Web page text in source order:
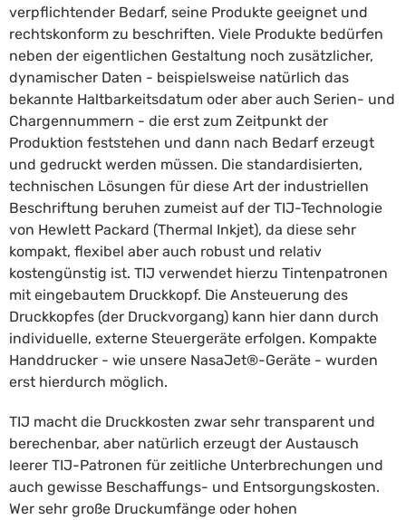
verpflichtender Bedarf, seine Produkte geeignet und
rechtskonform zu beschriften. Viele Produkte bedürfen
neben der eigentlichen Gestaltung noch zusätzlicher,
dynamischer Daten - beispielsweise natürlich das
bekannte Haltbarkeitsdatum oder aber auch Serien- und
Chargennummern - die erst zum Zeitpunkt der
Produktion feststehen und dann nach Bedarf erzeugt
und gedruckt werden müssen. Die standardisierten,
technischen Lösungen für diese Art der industriellen
Beschriftung beruhen zumeist auf der TIJ-Technologie
von Hewlett Packard (Thermal Inkjet), da diese sehr
kompakt, flexibel aber auch robust und relativ
kostengünstig ist. TIJ verwendet hierzu Tintenpatronen
mit eingebautem Druckkopf. Die Ansteuerung des
Druckkopfes (der Druckvorgang) kann hier dann durch
individuelle, externe Steuergeräte erfolgen. Kompakte
Handdrucker - wie unsere NasaJet®-Geräte - wurden
erst hierdurch möglich.
TIJ macht die Druckkosten zwar sehr transparent und
berechenbar, aber natürlich erzeugt der Austausch
leerer TIJ-Patronen für zeitliche Unterbrechungen und
auch gewisse Beschaffungs- und Entsorgungskosten.
Wer sehr große Druckumfänge oder hohen